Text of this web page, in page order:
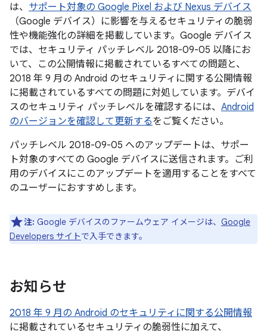
は、 サポート対象の Google Pixel および Nexus デバイス
（Google デバイス）に影響を与えるセキュリティの脆弱
性や機能強化の詳細を掲載しています。Google デバイス
では、セキュリティ パッチレベル 2018-09-05 以降にお
いて、この公開情報に掲載されているすべての問題と、
2018 年 9 月の Android のセキュリティに関する公開情報
に掲載されているすべての問題に対処しています。デバイ
スのセキュリティ パッチレベルを確認するには、 Android
のバージョンを確認して更新するをご覧ください。
パッチレベル 2018-09-05 へのアップデートは、サポー
ト対象のすべての Google デバイスに送信されます。ご利
用のデバイスにこのアップデートを適用することをすべて
のユーザーにおすすめします。
注: Google デバイスのファームウェア イメージは、 Google
Developers サイトで入手できます。
お知らせ
2018 年 9 月の Android のセキュリティに関する公開情報
に掲載されているセキュリティの脆弱性に加えて、